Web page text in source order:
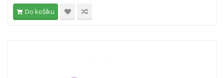
Do košíku